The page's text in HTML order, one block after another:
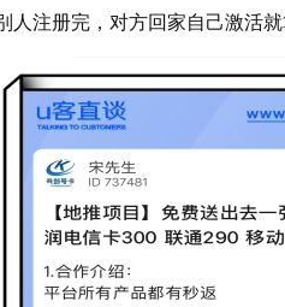
人注册完，对方回家自己激活